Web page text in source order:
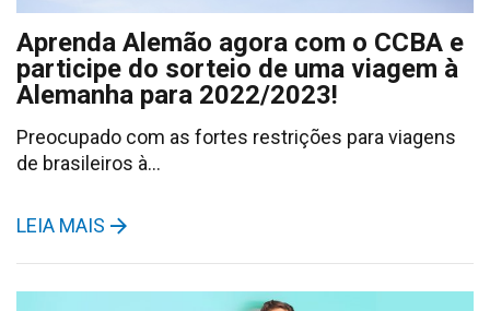
Aprenda Alemão agora com o CCBA e
participe do sorteio de uma viagem à
Alemanha para 2022/2023!
Preocupado com as fortes restrições para viagens
de brasileiros à…
LEIA MAIS